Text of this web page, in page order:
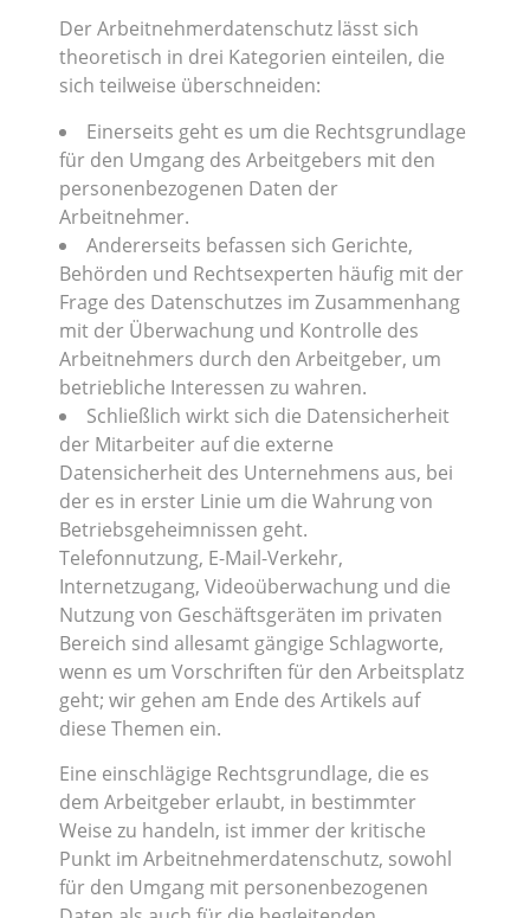
Der Arbeitnehmerdatenschutz lässt sich
theoretisch in drei Kategorien einteilen, die
sich teilweise überschneiden:
Einerseits geht es um die Rechtsgrundlage
für den Umgang des Arbeitgebers mit den
personenbezogenen Daten der
Arbeitnehmer.
Andererseits befassen sich Gerichte,
Behörden und Rechtsexperten häufig mit der
Frage des Datenschutzes im Zusammenhang
mit der Überwachung und Kontrolle des
Arbeitnehmers durch den Arbeitgeber, um
betriebliche Interessen zu wahren.
Schließlich wirkt sich die Datensicherheit
der Mitarbeiter auf die externe
Datensicherheit des Unternehmens aus, bei
der es in erster Linie um die Wahrung von
Betriebsgeheimnissen geht.
Telefonnutzung, E-Mail-Verkehr,
Internetzugang, Videoüberwachung und die
Nutzung von Geschäftsgeräten im privaten
Bereich sind allesamt gängige Schlagworte,
wenn es um Vorschriften für den Arbeitsplatz
geht; wir gehen am Ende des Artikels auf
diese Themen ein.
Eine einschlägige Rechtsgrundlage, die es
dem Arbeitgeber erlaubt, in bestimmter
Weise zu handeln, ist immer der kritische
Punkt im Arbeitnehmerdatenschutz, sowohl
für den Umgang mit personenbezogenen